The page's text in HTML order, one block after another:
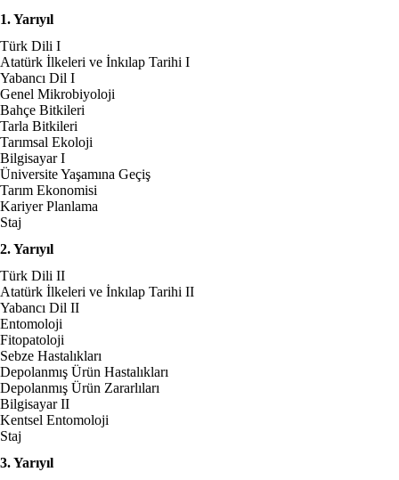
1. Yarıyıl
Türk Dili I
Atatürk İlkeleri ve İnkılap Tarihi I
Yabancı Dil I
Genel Mikrobiyoloji
Bahçe Bitkileri
Tarla Bitkileri
Tarımsal Ekoloji
Bilgisayar I
Üniversite Yaşamına Geçiş
Tarım Ekonomisi
Kariyer Planlama
Staj
2. Yarıyıl
Türk Dili II
Atatürk İlkeleri ve İnkılap Tarihi II
Yabancı Dil II
Entomoloji
Fitopatoloji
Sebze Hastalıkları
Depolanmış Ürün Hastalıkları
Depolanmış Ürün Zararlıları
Bilgisayar II
Kentsel Entomoloji
Staj
3. Yarıyıl